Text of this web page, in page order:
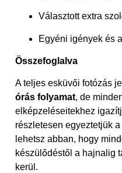
Választott extra
Egyéni igények és
Összefoglalva
A teljes esküvői fotózás
órás folyamat, de
elképzeléseitekhez
részletesen egyeztetjük
lehetsz abban, hogy
készülődéstől a hajnalig
kerül.